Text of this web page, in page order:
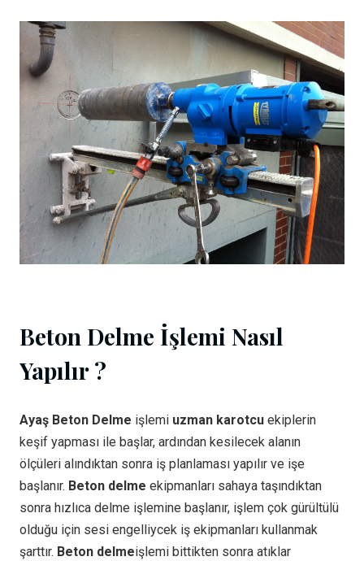
Beton Delme İşlemi Nasıl
Yapılır ?
Ayaş Beton Delme işlemi uzman karotcu ekiplerin
keşif yapması ile başlar, ardından kesilecek alanın
ölçüleri alındıktan sonra iş planlaması yapılır ve işe
başlanır. Beton delme ekipmanları sahaya taşındıktan
sonra hızlıca delme işlemine başlanır, işlem çok gürültülü
olduğu için sesi engelliycek iş ekipmanları kullanmak
şarttır. Beton delmeişlemi bittikten sonra atıklar